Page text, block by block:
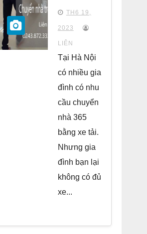
tại
chung
cư Park
Kiara Hà
Đông
TH6 19,
2023
LIÊN
Tại Hà Nội
có nhiều gia
đình có nhu
cầu chuyển
nhà 365
bằng xe tải.
Nhưng gia
đình bạn lại
không có đủ
xe...